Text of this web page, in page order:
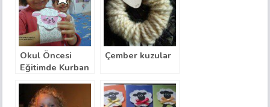
Okul Öncesi
Eğitimde Kurban
Örneği
Çember kuzular